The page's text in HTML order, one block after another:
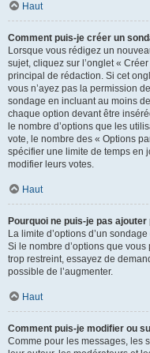
Haut
Comment puis-je créer un
Lorsque vous rédigez un
sujet, cliquez sur l’onglet «
principal de rédaction. Si cet
vous n’ayez pas la permission
sondage en incluant au moins
chaque option devant être
le nombre d’options que les
vote, le nombre des « Options
spécifier une limite de temps en
modifier leurs votes.
Haut
Pourquoi ne puis-je pas
La limite d’options d’un
Si le nombre d’options que
trop restreint, essayez de
possible de l’augmenter.
Haut
Comment puis-je modifier ou
Comme pour les messages, les